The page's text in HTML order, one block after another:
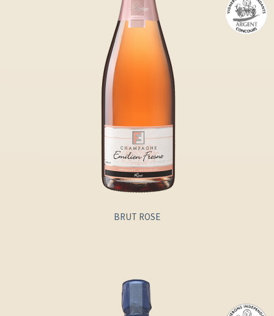
BRUT ROSE